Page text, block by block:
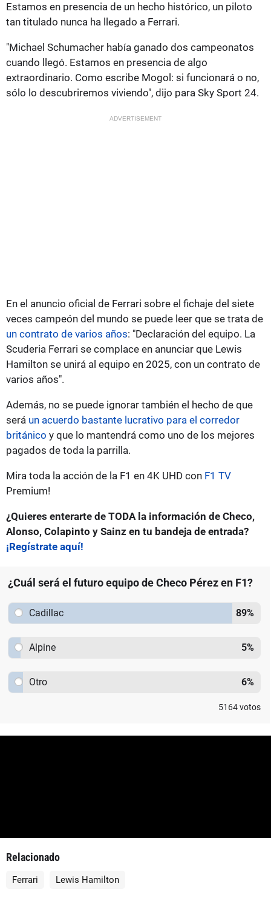
Estamos en presencia de un hecho histórico, un piloto
tan titulado nunca ha llegado a Ferrari.
"Michael Schumacher había ganado dos campeonatos
cuando llegó. Estamos en presencia de algo
extraordinario. Como escribe Mogol: si funcionará o no,
sólo lo descubriremos viviendo", dijo para Sky Sport 24.
ADVERTISEMENT
En el anuncio oficial de Ferrari sobre el fichaje del siete
veces campeón del mundo se puede leer que se trata de
un contrato de varios años: "Declaración del equipo. La
Scuderia Ferrari se complace en anunciar que Lewis
Hamilton se unirá al equipo en 2025, con un contrato de
varios años".
Además, no se puede ignorar también el hecho de que
será un acuerdo bastante lucrativo para el corredor
británico y que lo mantendrá como uno de los mejores
pagados de toda la parrilla.
Mira toda la acción de la F1 en 4K UHD con F1 TV
Premium!
¿Quieres enterarte de TODA la información de Checo,
Alonso, Colapinto y Sainz en tu bandeja de entrada?
¡Regístrate aquí!
¿Cuál será el futuro equipo de Checo Pérez en F1?
Cadillac 89%
Alpine 5%
Otro 6%
5164votos
Relacionado
Ferrari Lewis Hamilton